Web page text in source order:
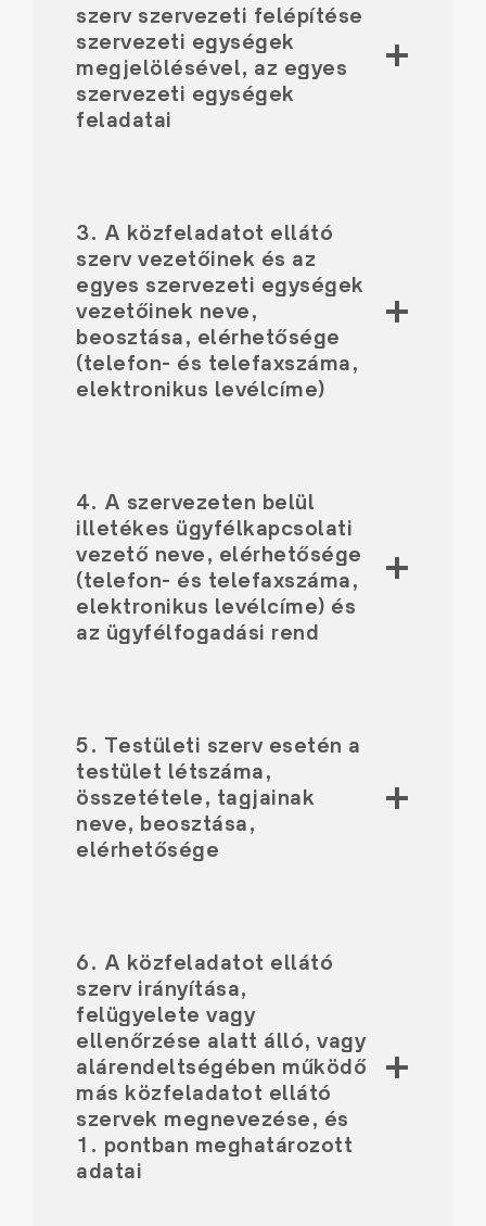
szerv szervezeti felépítése
szervezeti egységek
megjelölésével, az egyes
szervezeti egységek
feladatai
3. A közfeladatot ellátó
szerv vezetőinek és az
egyes szervezeti egységek
vezetőinek neve,
beosztása, elérhetősége
(telefon- és telefaxszáma,
elektronikus levélcíme)
4. A szervezeten belül
illetékes ügyfélkapcsolati
vezető neve, elérhetősége
(telefon- és telefaxszáma,
elektronikus levélcíme) és
az ügyfélfogadási rend
5. Testületi szerv esetén a
testület létszáma,
összetétele, tagjainak
neve, beosztása,
elérhetősége
6. A közfeladatot ellátó
szerv irányítása,
felügyelete vagy
ellenőrzése alatt álló, vagy
alárendeltségében működő
más közfeladatot ellátó
szervek megnevezése, és
1. pontban meghatározott
adatai